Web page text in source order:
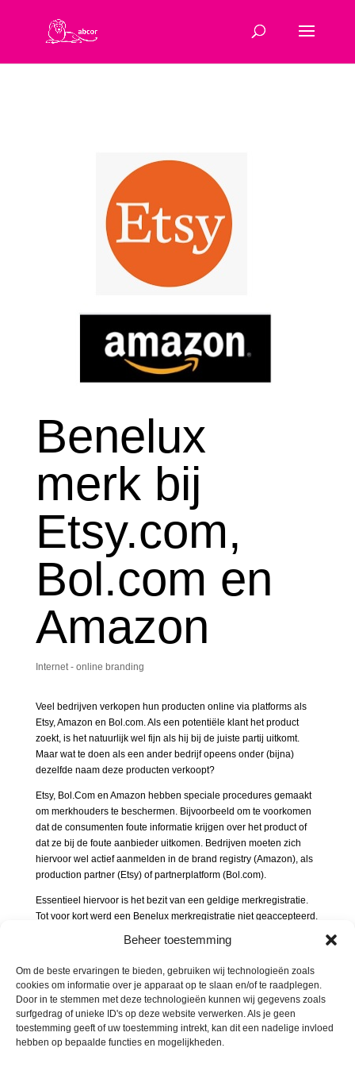
Beheer toestemming
Om de beste ervaringen te bieden, gebruiken wij technologieën zoals
cookies om informatie over je apparaat op te slaan en/of te raadplegen.
Door in te stemmen met deze technologieën kunnen wij gegevens zoals
surfgedrag of unieke ID's op deze website verwerken. Als je geen
toestemming geeft of uw toestemming intrekt, kan dit een nadelige invloed
hebben op bepaalde functies en mogelijkheden.
Benelux
merk bij
Etsy.com,
Bol.com en
Amazon
Internet - online branding
Veel bedrijven verkopen hun producten online via platforms als
Etsy, Amazon en Bol.com. Als een potentiële klant het product
zoekt, is het natuurlijk wel fijn als hij bij de juiste partij uitkomt.
Maar wat te doen als een ander bedrijf opeens onder (bijna)
dezelfde naam deze producten verkoopt?
Etsy, Bol.Com en Amazon hebben speciale procedures gemaakt
om merkhouders te beschermen. Bijvoorbeeld om te voorkomen
dat de consumenten foute informatie krijgen over het product of
dat ze bij de foute aanbieder uitkomen. Bedrijven moeten zich
hiervoor wel actief aanmelden in de brand registry (Amazon), als
production partner (Etsy) of partnerplatform (Bol.com).
Essentieel hiervoor is het bezit van een geldige merkregistratie.
Tot voor kort werd een Benelux merkregistratie niet geaccepteerd.
haar beleid aangepast en erkent nu ook claims gebaseerd op
19 nationale merkinstanties wereldwijd. Ook bij Bol.com en
Etsy.com kunnen bedrijven nu succesvol een beroep doen op een
Benelux registratie.
Gezien het grote belang van verkoop via online marktplaatsen, is